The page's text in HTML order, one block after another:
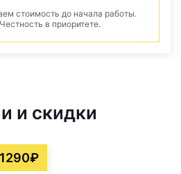
стоимость до начала работы.
Честность в приоритете.
и скидки
1290₽